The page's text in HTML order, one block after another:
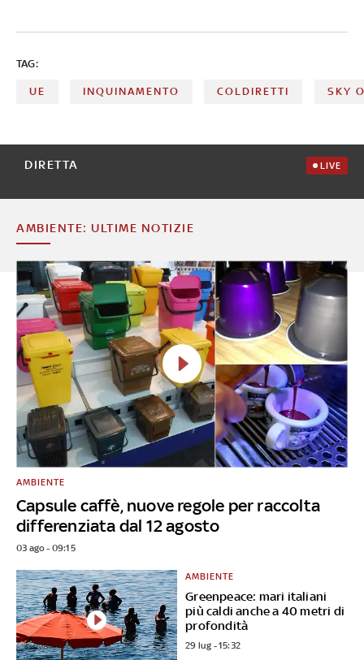
TAG:
UE INQUINAMENTO COLDIRETTI SKY
DIRETTA LIVE
AMBIENTE: ULTIME NOTIZIE
Capsule caffè, nuove regole per raccolta
differenziata dal 12 agosto
AMBIENTE
03 ago - 09:15
Greenpeace: mari italiani
più caldi anche a 40 metri di
profondità
AMBIENTE
29 lug - 15:32